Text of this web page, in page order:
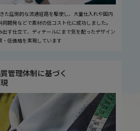
た圧倒的な流通経路を駆使し、大量仕入れや国内
開発などで素材の低コスト化に成功しました。
出す仕立て、ディテールにまで気を配ったデザイン
・低価格を実現しています
管理体制に基づく